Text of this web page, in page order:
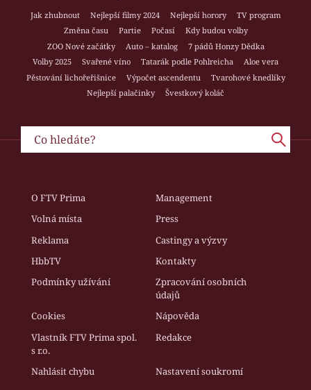
Jak zhubnout Nejlepší filmy 2024 Nejlepší horory
TV program
Změna času
Partie Počasí
Kdy budou volby
ZOO Nové začátky
Auto – katalog
7 pádů Honzy Dědka
Volby 2025
Svařené víno Tatarák podle Pohlreicha
Aloe vera
Pěstování lichořeřišnice
Výpočet ascendentu
Tvarohové knedlíky
Nejlepší palačinky
Švestkový koláč
O FTV Prima
Management
Volná místa
Press
Reklama
Castingy a výzvy
HbbTV
Kontakty
Podmínky užívání
Zpracování osobních
údajů
Cookies
Nápověda
Vlastník FTV Prima spol.
s r.o.
Redakce
Nahlásit chybu Nastavení soukromí